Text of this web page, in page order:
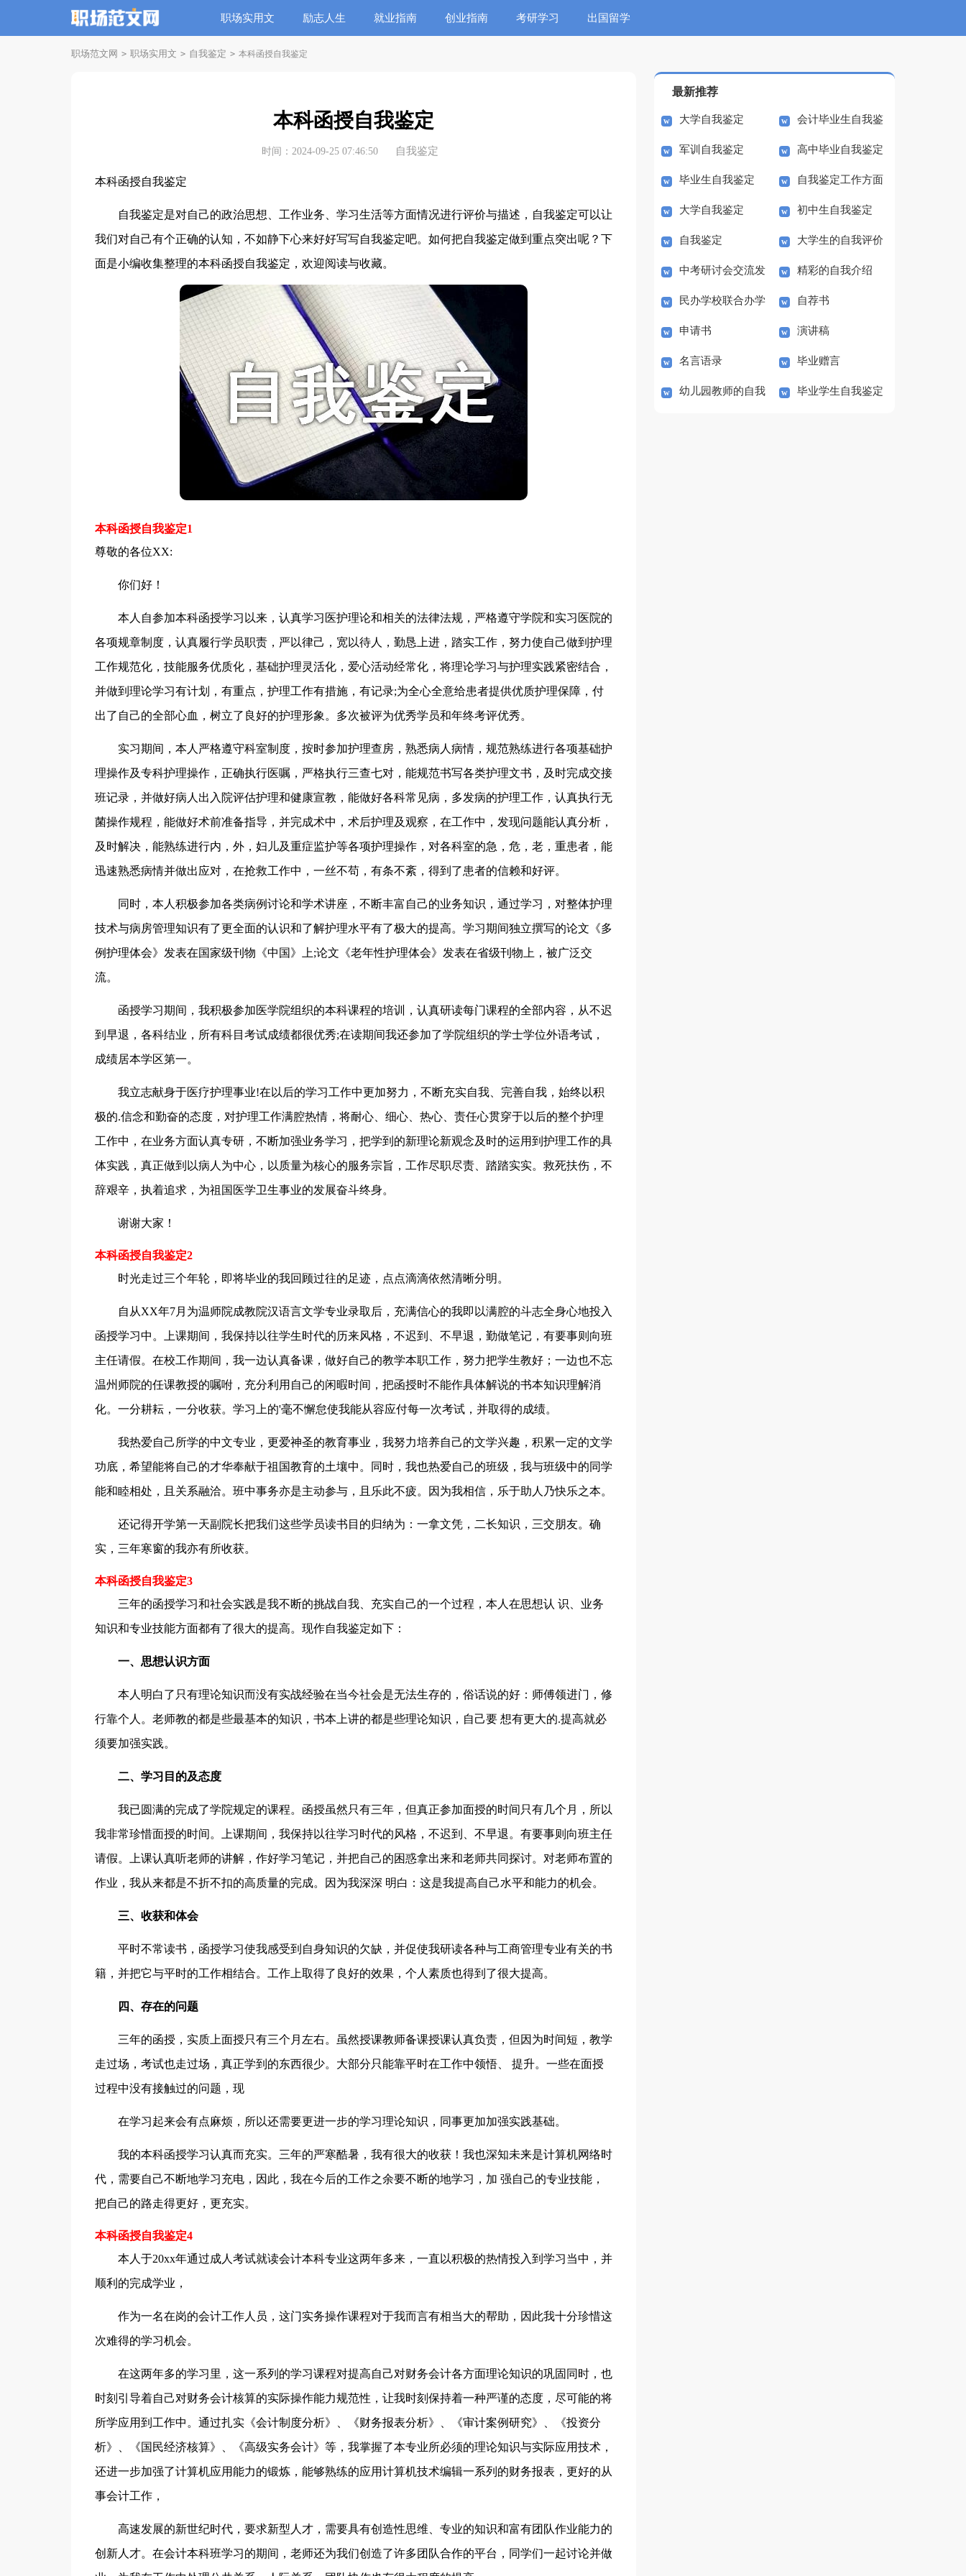
职场实用文 励志人生 就业指南 创业指南 考研学习 出国留学
职场范文网 > 职场实用文 > 自我鉴定 > 本科函授自我鉴定
本科函授自我鉴定
时间：2024-09-25 07:46:50 自我鉴定
本科函授自我鉴定
自我鉴定是对自己的政治思想、工作业务、学习生活等方面情况进行评价与描述，自我鉴定可以让
我们对自己有个正确的认知，不如静下心来好好写写自我鉴定吧。如何把自我鉴定做到重点突出呢？下
面是小编收集整理的本科函授自我鉴定，欢迎阅读与收藏。
本科函授自我鉴定1
尊敬的各位XX:
你们好！
本人自参加本科函授学习以来，认真学习医护理论和相关的法律法规，严格遵守学院和实习医院的
各项规章制度，认真履行学员职责，严以律己，宽以待人，勤恳上进，踏实工作，努力使自己做到护理
工作规范化，技能服务优质化，基础护理灵活化，爱心活动经常化，将理论学习与护理实践紧密结合，
并做到理论学习有计划，有重点，护理工作有措施，有记录;为全心全意给患者提供优质护理保障，付
出了自己的全部心血，树立了良好的护理形象。多次被评为优秀学员和年终考评优秀。
实习期间，本人严格遵守科室制度，按时参加护理查房，熟悉病人病情，规范熟练进行各项基础护
理操作及专科护理操作，正确执行医嘱，严格执行三查七对，能规范书写各类护理文书，及时完成交接
班记录，并做好病人出入院评估护理和健康宣教，能做好各科常见病，多发病的护理工作，认真执行无
菌操作规程，能做好术前准备指导，并完成术中，术后护理及观察，在工作中，发现问题能认真分析，
及时解决，能熟练进行内，外，妇儿及重症监护等各项护理操作，对各科室的急，危，老，重患者，能
迅速熟悉病情并做出应对，在抢救工作中，一丝不苟，有条不紊，得到了患者的信赖和好评。
同时，本人积极参加各类病例讨论和学术讲座，不断丰富自己的业务知识，通过学习，对整体护理
技术与病房管理知识有了更全面的认识和了解护理水平有了极大的提高。学习期间独立撰写的论文《多
例护理体会》发表在国家级刊物《中国》上;论文《老年性护理体会》发表在省级刊物上，被广泛交
流。
函授学习期间，我积极参加医学院组织的本科课程的培训，认真研读每门课程的全部内容，从不迟
到早退，各科结业，所有科目考试成绩都很优秀;在读期间我还参加了学院组织的学士学位外语考试，
成绩居本学区第一。
我立志献身于医疗护理事业!在以后的学习工作中更加努力，不断充实自我、完善自我，始终以积
极的.信念和勤奋的态度，对护理工作满腔热情，将耐心、细心、热心、责任心贯穿于以后的整个护理
工作中，在业务方面认真专研，不断加强业务学习，把学到的新理论新观念及时的运用到护理工作的具
体实践，真正做到以病人为中心，以质量为核心的服务宗旨，工作尽职尽责、踏踏实实。救死扶伤，不
辞艰辛，执着追求，为祖国医学卫生事业的发展奋斗终身。
谢谢大家！
本科函授自我鉴定2
时光走过三个年轮，即将毕业的我回顾过往的足迹，点点滴滴依然清晰分明。
自从XX年7月为温师院成教院汉语言文学专业录取后，充满信心的我即以满腔的斗志全身心地投入
函授学习中。上课期间，我保持以往学生时代的历来风格，不迟到、不早退，勤做笔记，有要事则向班
主任请假。在校工作期间，我一边认真备课，做好自己的教学本职工作，努力把学生教好；一边也不忘
温州师院的任课教授的嘱咐，充分利用自己的闲暇时间，把函授时不能作具体解说的书本知识理解消
化。一分耕耘，一分收获。学习上的'毫不懈怠使我能从容应付每一次考试，并取得的成绩。
我热爱自己所学的中文专业，更爱神圣的教育事业，我努力培养自己的文学兴趣，积累一定的文学
功底，希望能将自己的才华奉献于祖国教育的土壤中。同时，我也热爱自己的班级，我与班级中的同学
能和睦相处，且关系融洽。班中事务亦是主动参与，且乐此不疲。因为我相信，乐于助人乃快乐之本。
还记得开学第一天副院长把我们这些学员读书目的归纳为：一拿文凭，二长知识，三交朋友。确
实，三年寒窗的我亦有所收获。
本科函授自我鉴定3
三年的函授学习和社会实践是我不断的挑战自我、充实自己的一个过程，本人在思想认 识、业务
知识和专业技能方面都有了很大的提高。现作自我鉴定如下：
一、思想认识方面
本人明白了只有理论知识而没有实战经验在当今社会是无法生存的，俗话说的好：师傅领进门，修
行靠个人。老师教的都是些最基本的知识，书本上讲的都是些理论知识，自己要 想有更大的.提高就必
须要加强实践。
二、学习目的及态度
我已圆满的完成了学院规定的课程。函授虽然只有三年，但真正参加面授的时间只有几个月，所以
我非常珍惜面授的时间。上课期间，我保持以往学习时代的风格，不迟到、不早退。有要事则向班主任
请假。上课认真听老师的讲解，作好学习笔记，并把自己的困惑拿出来和老师共同探讨。对老师布置的
作业，我从来都是不折不扣的高质量的完成。因为我深深 明白：这是我提高自己水平和能力的机会。
三、收获和体会
平时不常读书，函授学习使我感受到自身知识的欠缺，并促使我研读各种与工商管理专业有关的书
籍，并把它与平时的工作相结合。工作上取得了良好的效果，个人素质也得到了很大提高。
四、存在的问题
三年的函授，实质上面授只有三个月左右。虽然授课教师备课授课认真负责，但因为时间短，教学
走过场，考试也走过场，真正学到的东西很少。大部分只能靠平时在工作中领悟、 提升。一些在面授
过程中没有接触过的问题，现
在学习起来会有点麻烦，所以还需要更进一步的学习理论知识，同事更加加强实践基础。
我的本科函授学习认真而充实。三年的严寒酷暑，我有很大的收获！我也深知未来是计算机网络时
代，需要自己不断地学习充电，因此，我在今后的工作之余要不断的地学习，加 强自己的专业技能，
把自己的路走得更好，更充实。
本科函授自我鉴定4
本人于20xx年通过成人考试就读会计本科专业这两年多来，一直以积极的热情投入到学习当中，并
顺利的完成学业，
作为一名在岗的会计工作人员，这门实务操作课程对于我而言有相当大的帮助，因此我十分珍惜这
次难得的学习机会。
在这两年多的学习里，这一系列的学习课程对提高自己对财务会计各方面理论知识的巩固同时，也
时刻引导着自己对财务会计核算的实际操作能力规范性，让我时刻保持着一种严谨的态度，尽可能的将
所学应用到工作中。通过扎实《会计制度分析》、《财务报表分析》、《审计案例研究》、《投资分
析》、《国民经济核算》、《高级实务会计》等，我掌握了本专业所必须的理论知识与实际应用技术，
还进一步加强了计算机应用能力的锻炼，能够熟练的应用计算机技术编辑一系列的财务报表，更好的从
事会计工作，
高速发展的新世纪时代，要求新型人才，需要具有创造性思维、专业的知识和富有团队作业能力的
创新人才。在会计本科班学习的期间，老师还为我们创造了许多团队合作的平台，同学们一起讨论并做
最新推荐
大学自我鉴定 会计毕业生自我鉴
定
军训自我鉴定 高中毕业自我鉴定
毕业生自我鉴定 自我鉴定工作方面
大学自我鉴定 初中生自我鉴定
自我鉴定 大学生的自我评价
中考研讨会交流发
言稿范文
精彩的自我介绍
民办学校联合办学
协议书范本
自荐书
申请书 演讲稿
名言语录 毕业赠言
幼儿园教师的自我 毕业学生自我鉴定